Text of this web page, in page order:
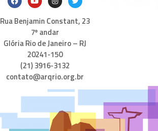
Rua Benjamin Constant, 23
7º andar
Glória Rio de Janeiro – RJ
20241-150
(21) 3916-3132
contato@arqrio.org.br